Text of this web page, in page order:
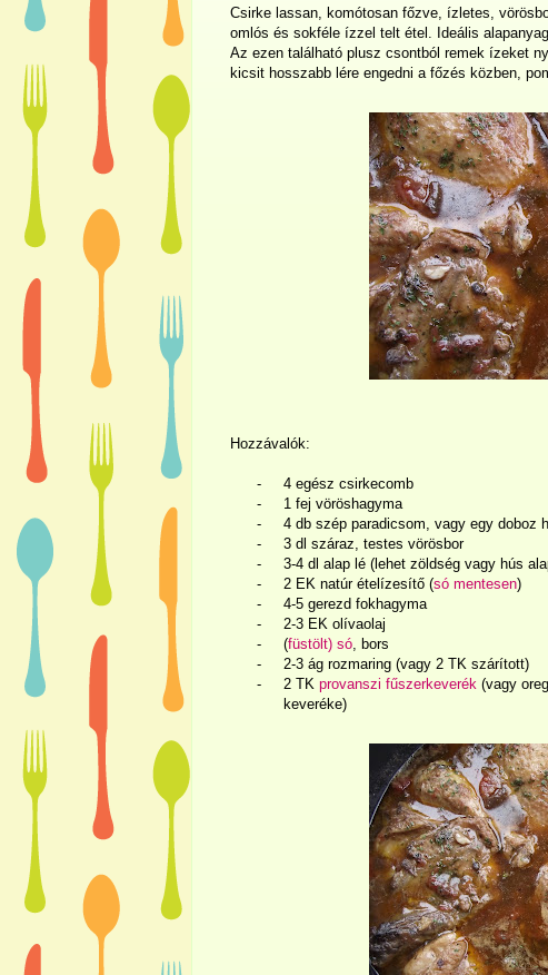
Csirke lassan, komótosan főzve, ízletes,
omlós és sokféle ízzel telt étel. Ideális
Az ezen található plusz csontból remek ízeket
kicsit hosszabb lére engedni a főzés közben,
Hozzávalók:
-
4 egész csirkecomb
-
1 fej vöröshagyma
-
4 db szép paradicsom, vagy egy doboz
-
3 dl száraz, testes vörösbor
-
3-4 dl alap lé (lehet zöldség vagy hús
-
2 EK natúr ételízesítő (só mentesen)
-
4-5 gerezd fokhagyma
-
2-3 EK olívaolaj
- (füstölt) só , bors
-
2-3 ág rozmaring (vagy 2 TK szárított)
-
2 TK provanszi fűszerkeverék (vagy
keveréke)